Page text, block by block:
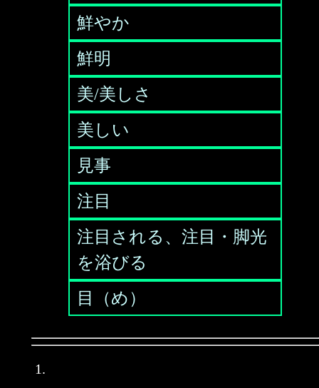
鮮やか
鮮明
美/美しさ
美しい
見事
注目
注目される、注目・脚光
を浴びる
目（め）
1.